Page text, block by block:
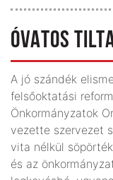
ÓVATOS
A jó szándék
felsőoktatási
Önkormányzatok
vezette szervezet
vita nélkül
és az